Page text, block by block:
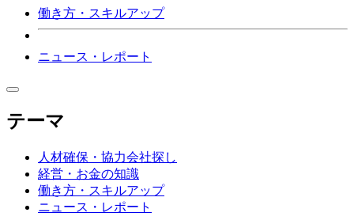
働き方・スキルアップ
ニュース・レポート
テーマ
人材確保・協力会社探し
経営・お金の知識
働き方・スキルアップ
ニュース・レポート